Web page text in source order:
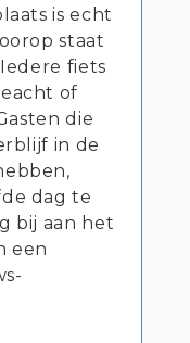
is echt
staat
fiets
of
die
in de
dag te
bij aan het
een